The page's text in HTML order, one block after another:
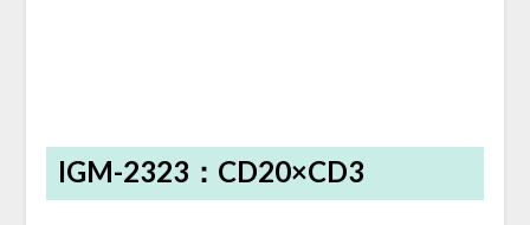
IGM-2323：CD20×CD3